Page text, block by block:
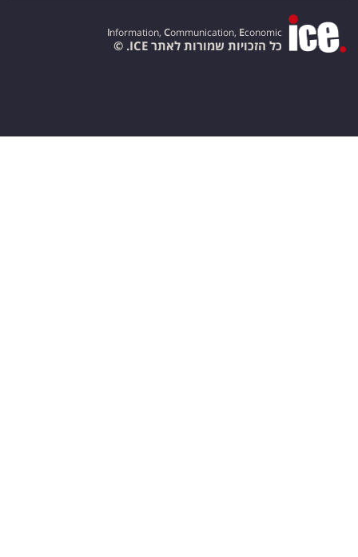
Information, Communication, Economic
כל הזכויות שמורות לאתר ICE. ©